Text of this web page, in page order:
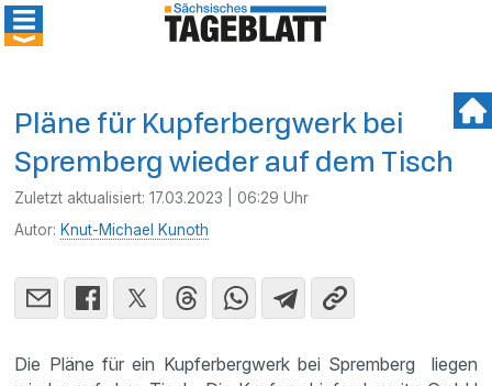
Pläne für Kupferbergwerk bei
Spremberg wieder auf dem Tisch
Zuletzt aktualisiert:17.03.2023 | 06:29 Uhr
Autor: Knut-Michael Kunoth
Die Pläne für ein Kupferbergwerk bei Spremberg liegen